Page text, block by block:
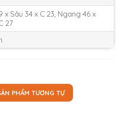
x Sâu 34 x C 23, Ngang 46 x
27
PHẨM TƯƠNG TỰ